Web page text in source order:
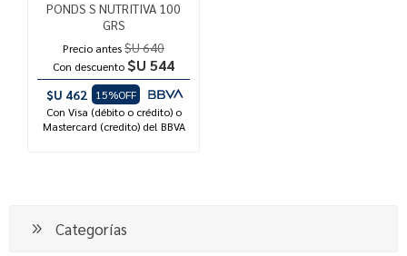
PONDS S NUTRITIVA 100
GRS
Precio antes$U 640
Con descuento $U 544
$U 462
15%OFF
Con Visa (débito o crédito) o
Mastercard (credito) del BBVA
Categorías